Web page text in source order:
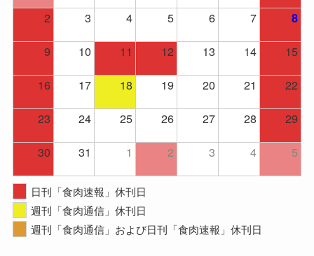
2
3 4 5 6 7 8
9 10 11 12 13 14
15
16
17 18 19 20 21
22
23
24 25 26 27 28
29
30
31 1 2 3 4 5
日刊「食肉速報」休刊日
週刊「食肉通信」休刊日
週刊「食肉通信」および日刊「食肉速報」休刊日